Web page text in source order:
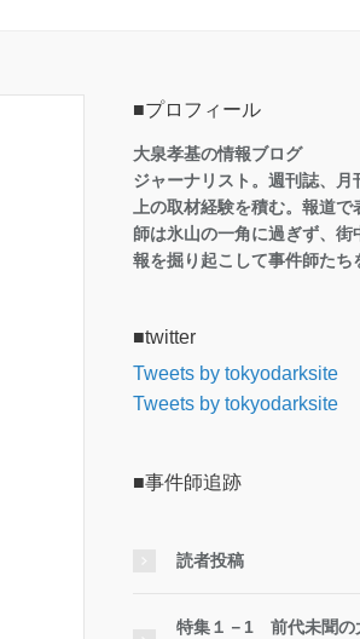
■プロフィール
大泉孝基の情報ブログ
ジャーナリスト。週刊誌、月
上の取材経験を積む。報道
師は氷山の一角に過ぎず、街
報を掘り起こして事件師たち
■twitter
Tweets by tokyodarksite
Tweets by tokyodarksite
■事件師追跡
読者投稿
特集１－1 前代未聞の